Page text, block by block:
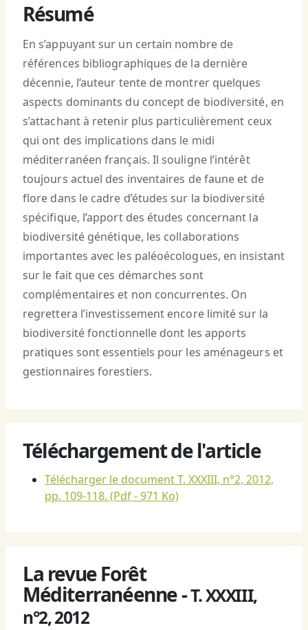
Résumé
En s’appuyant sur un certain nombre de
références bibliographiques de la dernière
décennie, l’auteur tente de montrer quelques
aspects dominants du concept de biodiversité, en
s’attachant à retenir plus particulièrement ceux
qui ont des implications dans le midi
méditerranéen français. Il souligne l’intérêt
toujours actuel des inventaires de faune et de
flore dans le cadre d’études sur la biodiversité
spécifique, l’apport des études concernant la
biodiversité génétique, les collaborations
importantes avec les paléoécologues, en insistant
sur le fait que ces démarches sont
complémentaires et non concurrentes. On
regrettera l’investissement encore limité sur la
biodiversité fonctionnelle dont les apports
pratiques sont essentiels pour les aménageurs et
gestionnaires forestiers.
Téléchargement de l'article
Télécharger le document T. XXXIII, n°2, 2012,
pp. 109-118. (Pdf - 971 Ko)
La revue Forêt
Méditerranéenne -T. XXXIII,
n°2, 2012